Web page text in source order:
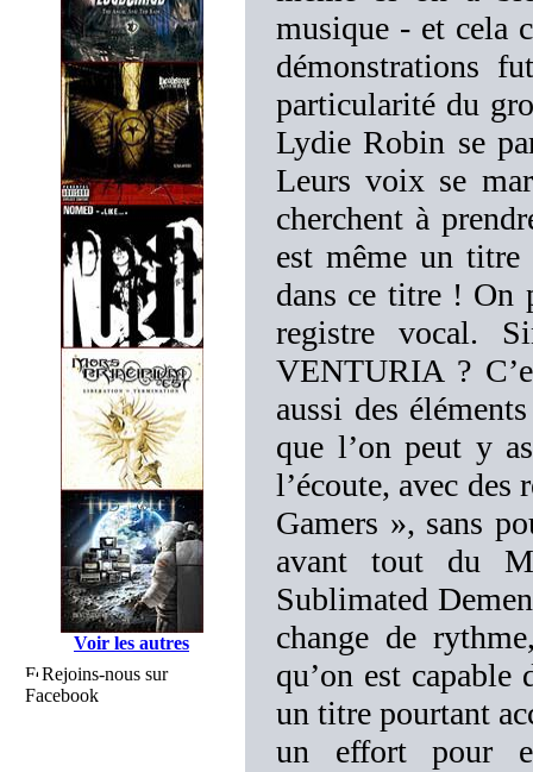
Voir les autres
Rejoins-nous sur
Facebook
musique - et cela
démonstrations
particularité du
Lydie Robin se
Leurs voix se
cherchent à
est même un
dans ce titre ! On
registre vocal.
VENTURIA ?
aussi des
que l’on peut y
l’écoute, avec
Gamers », sans
avant tout du
Sublimated
change de
qu’on est capable
un titre pourtant
un effort pour